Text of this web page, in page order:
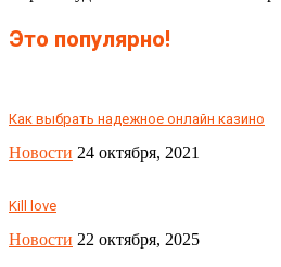
Это популярно!
Как выбрать надежное онлайн казино
Новости 24 октября, 2021
Kill love
Новости 22 октября, 2025